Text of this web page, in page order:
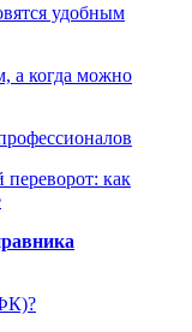
удобным
а когда можно
как